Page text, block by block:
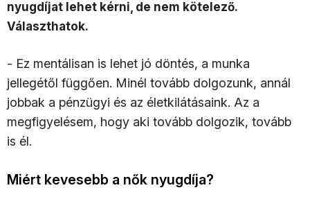
nyugdíjat lehet kérni, de nem kötelező.
Választhatok.
- Ez mentálisan is lehet jó döntés, a munka
jellegétől függően. Minél tovább dolgozunk, annál
jobbak a pénzügyi és az életkilátásaink. Az a
megfigyelésem, hogy aki tovább dolgozik, tovább
is él.
Miért kevesebb a nők nyugdíja?